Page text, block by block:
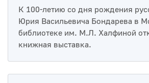
К 100-летию со дня рождения
Юрия Васильевича Бондарева в
библиотеке им. М.Л. Халфиной
книжная выставка.